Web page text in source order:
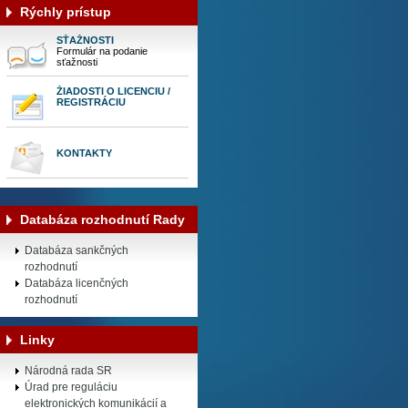
Rýchly prístup
SŤAŽNOSTI
Formulár na podanie
sťažnosti
ŽIADOSTI O LICENCIU /
REGISTRÁCIU
KONTAKTY
Databáza rozhodnutí Rady
Databáza sankčných
rozhodnutí
Databáza licenčných
rozhodnutí
Linky
Národná rada SR
Úrad pre reguláciu
elektronických komunikácií a